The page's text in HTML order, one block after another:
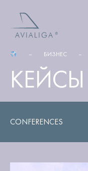
БИЗНЕС
КЕЙСЫ
CONFERENCES